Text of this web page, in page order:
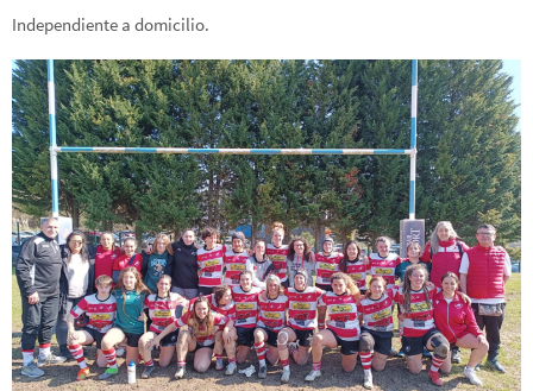
Independiente a domicilio.